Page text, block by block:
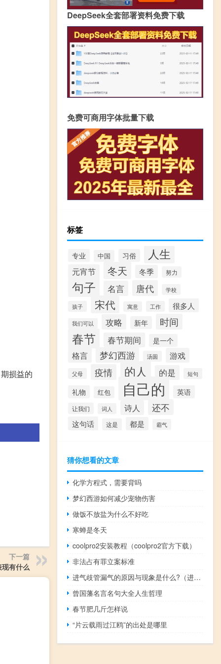
损益的
下一篇
有什么
DeepSeek全套部署资料免费下载
免费可商用字体批量下载
标签
专业 中国 习俗 人生
元宵节 冬天 冬季 努力
句子 名言 唐代 学校
孩子 宋代 寓意 工作 很多人
我们可以 攻略 新年 时间
春节 春节期间 是一个
格言 梦幻西游 汤圆 游戏
父母 疫情 的人 的是 短句
礼物 红包 自己的 英语
让我们 词人 诗人 还不
这句话 这是 都是 霸气
猜你想看的文章
化学方程式，需要背吗
梦幻西游如何减少宠物伤害
做饭不放盐为什么不好吃
寒蝉是冬天
coolpro2安装教程（coolpro2官方下载）
非法占有罪立案标准
进气歧管漏气的原因与现象是什么?（进气歧管漏气表现是什么?）
曾国藩名言名句大全人生哲理
春节肥几斤怎样说
“片云载雨过江鸥”的出处是哪里